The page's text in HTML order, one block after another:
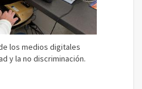
L
O
S
M
E
los medios digitales
y la no discriminación.